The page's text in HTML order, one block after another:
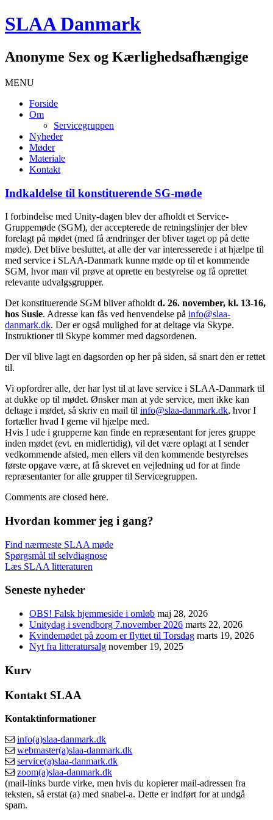
SLAA Danmark
Anonyme Sex og Kærlighedsafhængige
MENU
Forside
Om
Servicegruppen
Nyheder
Møder
Materiale
Kontakt
Indkaldelse til konstituerende SG-møde
I forbindelse med Unity-dagen blev der afholdt et Service-
Gruppemøde (SGM), der accepterede de retningslinjer der blev
forelagt på mødet (med få ændringer der bliver taget op på dette
møde). Det blive besluttet, at alle der var interesserede i at hjælpe til
med service i SLAA-Danmark kunne møde op til et kommende
SGM, hvor man vil prøve at oprette en bestyrelse og få oprettet
relevante udvalgsgrupper.
Det konstituerende SGM bliver afholdt d. 26. november, kl. 13-16,
hos Susie. Adresse kan fås ved henvendelse på info@slaa-
danmark.dk. Der er også mulighed for at deltage via Skype.
Instruktioner til Skype kommer med dagsordenen.
Der vil blive lagt en dagsorden op her på siden, så snart den er rettet
til.
Vi opfordrer alle, der har lyst til at lave service i SLAA-Danmark til
at dukke op til mødet. Ønsker man at yde service, men ikke kan
deltage i mødet, så skriv en mail til info@slaa-danmark.dk, hvor I
fortæller hvad I gerne vil hjælpe med.
Hvis I ude i grupperne kan finde en repræsentant for jeres gruppe
inden mødet (evt. en midlertidig), vil det være oplagt at I sender
vedkommende afsted, men ellers vil den kommende bestyrelses
første opgave være, at få skrevet en vejledning ud for at finde
repræsentanter for alle grupper til Servicegruppen.
Comments are closed here.
Hvordan kommer jeg i gang?
Find nærmeste SLAA møde
Spørgsmål til selvdiagnose
Læs SLAA litteraturen
Seneste nyheder
OBS! Falsk hjemmeside i omløb maj 28, 2026
Unitydag i svendborg 7.november 2026 marts 22, 2026
Kvindemødet på zoom er flyttet til Torsdag marts 19, 2026
Nyt fra litteratursalg november 19, 2025
Kurv
Kontakt SLAA
Kontaktinformationer
info(a)slaa-danmark.dk
webmaster(a)slaa-danmark.dk
service(a)slaa-danmark.dk
zoom(a)slaa-danmark.dk
(mail-links burde virke, men hvis du kopierer mail-adressen fra
teksten, så erstat (a) med snabel-a. Dette er indført for at undgå
spam.